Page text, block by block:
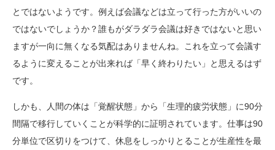
とではないようです。例えば会議などは立って行った方がいいの
ではないでしょうか？誰もがダラダラ会議は好きではないと思い
ますが一向に無くなる気配はありませんね。これを立って会議す
るように変えることが出来れば「早く終わりたい」と思えるはず
です。
しかも、人間の体は「覚醒状態」から「生理的疲労状態」に90分
間隔で移行していくことが科学的に証明されています。仕事は90
分単位で区切りをつけて、休息をしっかりとることが生産性を最